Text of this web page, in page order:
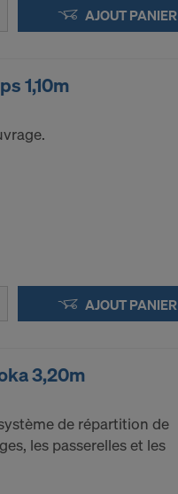
AJOUT PANIER
1,10m
AJOUT PANIER
3,20m
de répartition de
les passerelles et les
des
vous êtes
des
sont en